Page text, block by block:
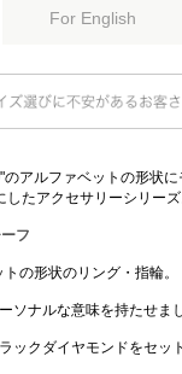
For English
のアルファベットの形状
たアクセサリーシリーズ
フ
の形状のリング・指輪。
ソナルな意味を持たせま
ックダイヤモンドをセッ